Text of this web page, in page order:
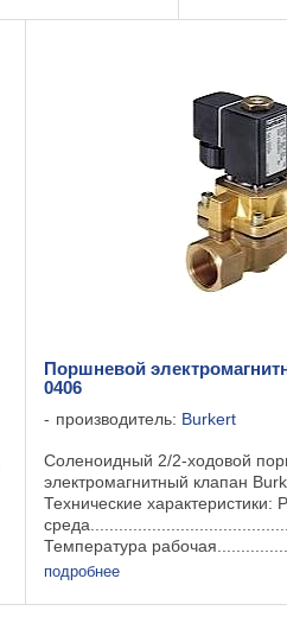
Поршневой
0406
производитель: Burkert
Соленоидный 2/2-ходовой
электромагнитный клапан
Технические характеристики:
Температура
+180C ...
подробнее